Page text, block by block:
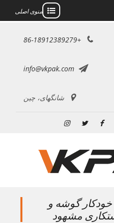
منوی اصلی
+86-18912389279
info@vkpak.com
شانگهای، چین
گوشه و
مشهود